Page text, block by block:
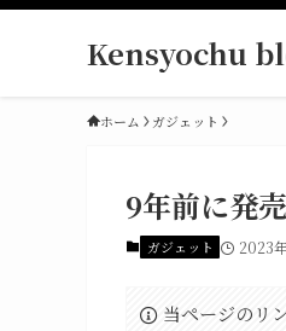
Kensyochu
ホーム ガジェット
9年前に発
ガジェット 2023
当ページのリ